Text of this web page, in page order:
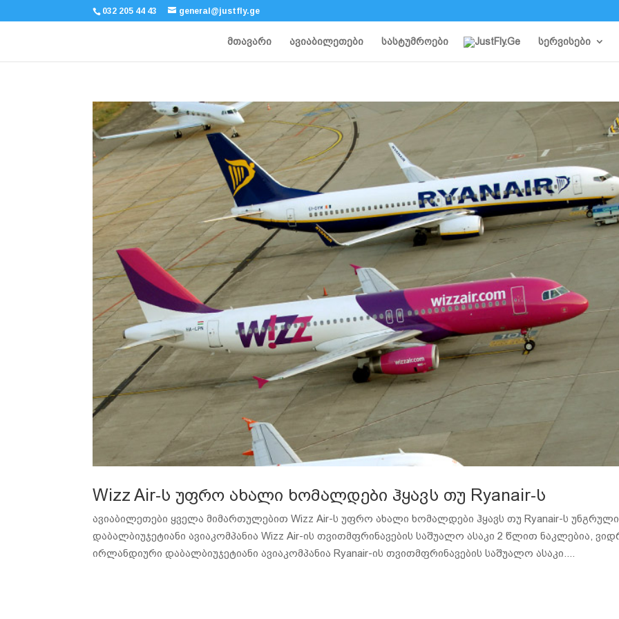
032 205 44 43 general@justfly.ge
მთავარი ავიაბილეთები სასტუმროები სერვისები
Wizz Air-ს უფრო ახალი ხომალდები ჰყავს თუ Ryanair-ს
ავიაბილეთები ყველა მიმართულებით Wizz Air-ს უფრო ახალი ხომალდები ჰყავს თუ Ryanair-ს უნგრული
დაბალბიუჯეტიანი ავიაკომპანია Wizz Air-ის თვითმფრინავების საშუალო ასაკი 2 წლით ნაკლებია,
ირლანდიური დაბალბიუჯეტიანი ავიაკომპანია Ryanair-ის თვითმფრინავების საშუალო ასაკი....